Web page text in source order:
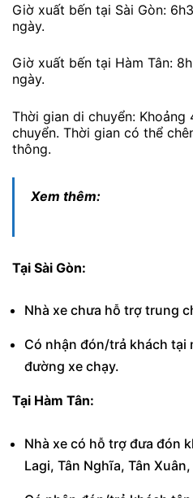
Giờ xuất bến tại Sài Gòn:
ngày.
Giờ xuất bến tại Hàm Tân:
ngày.
Thời gian di chuyển:
chuyển. Thời gian có thể
thông.
Xem thêm:
Tại Sài Gòn:
Nhà xe chưa hỗ trợ trung
Có nhận đón/trả khách
đường xe chạy.
Tại Hàm Tân:
Nhà xe có hỗ trợ đưa đón
Lagi, Tân Nghĩa, Tân Xuân,